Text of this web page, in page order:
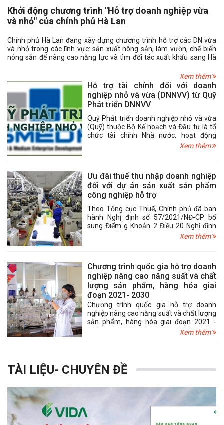
Khởi động chương trình "Hỗ trợ doanh nghiệp vừa
và nhỏ" của chính phủ Hà Lan
Chính phủ Hà Lan đang xây dựng chương trình hỗ trợ các DN vừa
và nhỏ trong các lĩnh vực: sản xuất nông sản, làm vườn, chế biến
nông sản để nâng cao năng lực và tìm đối tác xuất khẩu sang Hà
OCOP sẵn sàng chinh phục đấu trường quốc tế, chuỗi hoạt động
của chương trình được xây dựng cho lộ trình 3 năm với các giai
đoạn chính: Đào tạo, Huấn luyện Thực chiến, Liên kết mạng lưới.
Xem thêm
Hỗ trợ tài chính đối với doanh
nghiệp nhỏ và vừa (DNNVV) từ Quỹ
Phát triển DNNVV
Quỹ Phát triển doanh nghiệp nhỏ và vừa
(Quỹ) thuộc Bộ Kế hoạch và Đầu tư là tổ
chức tài chính Nhà nước, hoạt động
không vì mục tiêu lợi nhuận, có chức
10/5/2019 của Chính phủ. Nhằm hỗ trợ
DNNVV trong bối cảnh diễn biến phức tạp
của dịch bệnh Covid-19, Quỹ có những
bao gồm những nội dung cơ bản sau.
Xem thêm
Ưu đãi thuế thu nhập doanh nghiệp
đối với dự án sản xuất sản phẩm
công nghiệp hỗ trợ
Theo Tổng cục Thuế, Chính phủ đã ban
hành Nghị định số 57/2021/NĐ-CP bổ
sung Điểm g Khoản 2 Điều 20 Nghị định
số 218/2013/NĐ-CP (đã được sửa đổi, bổ
công nghiệp hỗ trợ.
Xem thêm
Chương trình quốc gia hỗ trợ doanh
nghiệp nâng cao năng suất và chất
lượng sản phẩm, hàng hóa giai
đoạn 2021- 2030
Chương trình quốc gia hỗ trợ doanh
nghiệp nâng cao năng suất và chất lượng
sản phẩm, hàng hóa giai đoạn 2021 -
2030 nhằm hỗ trợ doanh nghiệp nâng
hệ thống quản lý, công cụ cải tiến năng
suất chất lượng, góp phần nâng tỷ trọng
tổng hợp (TFP) vào tăng trưởng kinh tế,
nâng cao năng suất, chất lượng, hiệu quả
và sức cạnh tranh của nền kinh tế.
Xem thêm
TÀI LIỆU- CHUYÊN ĐỀ